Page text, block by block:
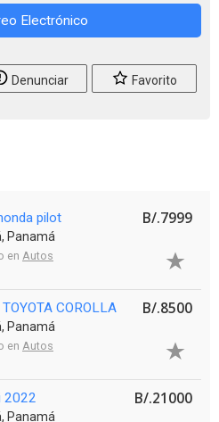
Electrónico
Denunciar Favorito
pilot
Panamá
en Autos
B/.7999
COROLLA
Panamá
en Autos
B/.8500
2022
Panamá
B/.21000